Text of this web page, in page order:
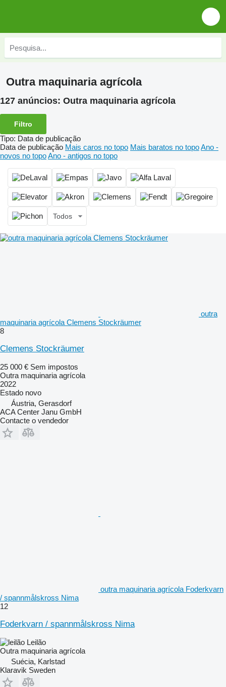
Outra maquinaria agrícola
127 anúncios: Outra maquinaria agrícola
Filtro
Tipo: Data de publicação
Data de publicação Mais caros no topo Mais baratos no topoAno -
novos no topoAno - antigos no topo
Todos
outra
maquinaria agrícola Clemens Stockräumer
8
Clemens Stockräumer
25 000 € Sem impostos
Outra maquinaria agrícola
2022
Estado novo
Áustria, Gerasdorf
ACA Center Janu GmbH
Contacte o vendedor
outra maquinaria agrícola Foderkvarn
/ spannmålskross Nima
12
Foderkvarn / spannmålskross Nima
Leilão
Outra maquinaria agrícola
Suécia, Karlstad
Klaravik Sweden